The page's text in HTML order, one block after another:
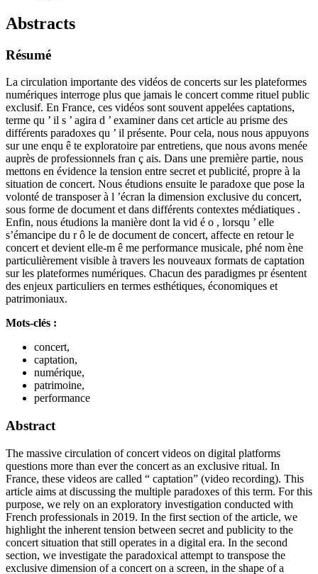
Abstracts
Résumé
La circulation importante des vidéos de concerts sur les plateformes
numériques interroge plus que jamais le concert comme rituel public
exclusif. En France, ces vidéos sont souvent appelées captations,
terme qu ’ il s ’ agira d ’ examiner dans cet article au prisme des
différents paradoxes qu ’ il présente. Pour cela, nous nous appuyons
sur une enqu ê te exploratoire par entretiens, que nous avons menée
auprès de professionnels fran ç ais. Dans une première partie, nous
mettons en évidence la tension entre secret et publicité, propre à la
situation de concert. Nous étudions ensuite le paradoxe que pose la
volonté de transposer à l ’écran la dimension exclusive du concert,
sous forme de document et dans différents contextes médiatiques .
Enfin, nous étudions la manière dont la vid é o , lorsqu ’ elle
s’émancipe du r ô le de document de concert, affecte en retour le
concert et devient elle-m ê me performance musicale, phé nom ène
particulièrement visible à travers les nouveaux formats de captation
sur les plateformes numériques. Chacun des paradigmes pr ésentent
des enjeux particuliers en termes esthétiques, économiques et
patrimoniaux.
Mots-clés :
concert,
captation,
numérique,
patrimoine,
performance
Abstract
The massive circulation of concert videos on digital platforms
questions more than ever the concert as an exclusive ritual. In
France, these videos are called “ captation” (video recording). This
article aims at discussing the multiple paradoxes of this term. For this
purpose, we rely on an exploratory investigation conducted with
French professionals in 2019. In the first section of the article, we
highlight the inherent tension between secret and publicity to the
concert situation that still operates in a digital era. In the second
section, we investigate the paradoxical attempt to transpose the
exclusive dimension of a concert on a screen, in the shape of a